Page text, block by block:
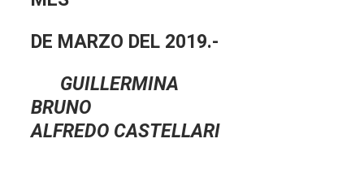
DE MARZO DEL 2019.-
GUILLERMINA
BRUNO
ALFREDO CASTELLARI